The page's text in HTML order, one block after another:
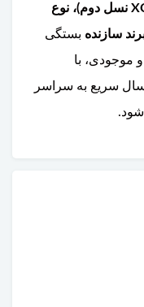
مدل خودرو (XC90 نسل دوم)، نوع
سازنده بستگی
موجودی، با
سریع به سراسر